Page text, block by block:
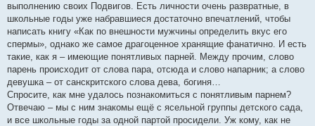
выполнению своих Подвигов. Есть личности очень развратные, в
школьные годы уже набравшиеся достаточно впечатлений, чтобы
написать книгу «Как по внешности мужчины определить вкус его
спермы», однако же самое драгоценное хранящие фанатично. И есть
такие, как я – имеющие понятливых парней. Между прочим, слово
парень происходит от слова пара, отсюда и слово напарник; а слово
девушка – от санскритского слова дева, богиня…
Спросите, как мне удалось познакомиться с понятливым парнем?
Отвечаю – мы с ним знакомы ещё с ясельной группы детского сада,
и все школьные годы за одной партой просидели. Уж кому, как не